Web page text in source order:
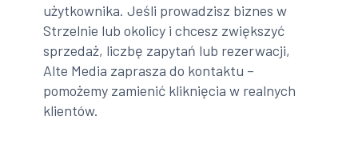
użytkownika. Jeśli prowadzisz biznes w
Strzelnie lub okolicy i chcesz zwiększyć
sprzedaż, liczbę zapytań lub rezerwacji,
Alte Media zaprasza do kontaktu –
pomożemy zamienić kliknięcia w realnych
klientów.